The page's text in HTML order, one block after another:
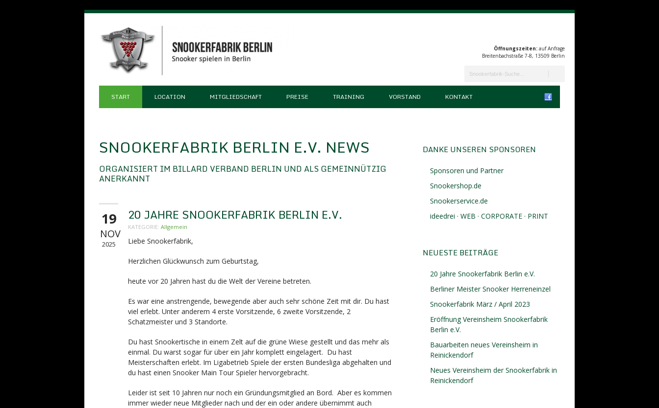
Öffnungszeiten: auf Anfrage
Breitenbachstraße 7-8, 13509 Berlin
START LOCATION MITGLIEDSCHAFT PREISE TRAINING VORSTAND KONTAKT
SNOOKERFABRIK BERLIN E.V. NEWS
ORGANISIERT IM BILLARD VERBAND BERLIN UND ALS GEMEINNÜTZIG
ANERKANNT
19
NOV
2025
20 JAHRE SNOOKERFABRIK BERLIN E.V.
KATEGORIE: Allgemein
Liebe Snookerfabrik,
Herzlichen Glückwunsch zum Geburtstag,
heute vor 20 Jahren hast du die Welt der Vereine betreten.
Es war eine anstrengende, bewegende aber auch sehr schöne Zeit mit dir. Du hast
viel erlebt. Unter anderem 4 erste Vorsitzende, 6 zweite Vorsitzende, 2
Schatzmeister und 3 Standorte.
Du hast Snookertische in einem Zelt auf die grüne Wiese gestellt und das mehr als
einmal. Du warst sogar für über ein Jahr komplett eingelagert. Du hast
Meisterschaften erlebt. Im Ligabetrieb Spiele der ersten Bundesliga abgehalten und
du hast einen Snooker Main Tour Spieler hervorgebracht.
Leider ist seit 10 Jahren nur noch ein Gründungsmitglied an Bord. Aber es kommen
immer wieder neue Mitglieder nach und der ein oder andere übernimmt auch
DANKE UNSEREN SPONSOREN
Sponsoren und Partner
Snookershop.de
Snookerservice.de
ideedrei · WEB · CORPORATE · PRINT
NEUESTE BEITRÄGE
20 Jahre Snookerfabrik Berlin e.V.
Berliner Meister Snooker Herreneinzel
Snookerfabrik März / April 2023
Eröffnung Vereinsheim Snookerfabrik
Berlin e.V.
Bauarbeiten neues Vereinsheim in
Reinickendorf
Neues Vereinsheim der Snookerfabrik in
Reinickendorf